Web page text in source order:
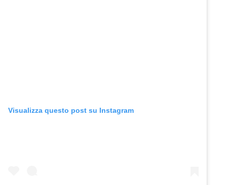
Visualizza questo post su Instagram